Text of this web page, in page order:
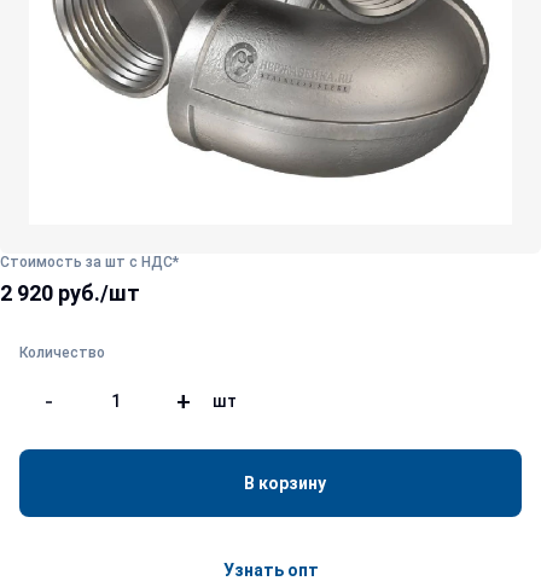
Стоимость за шт с НДС*
2 920 руб./шт
Количество
- + шт
В корзину
Узнать опт